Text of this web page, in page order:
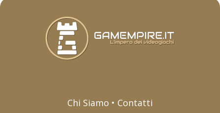
Chi Siamo • Contatti